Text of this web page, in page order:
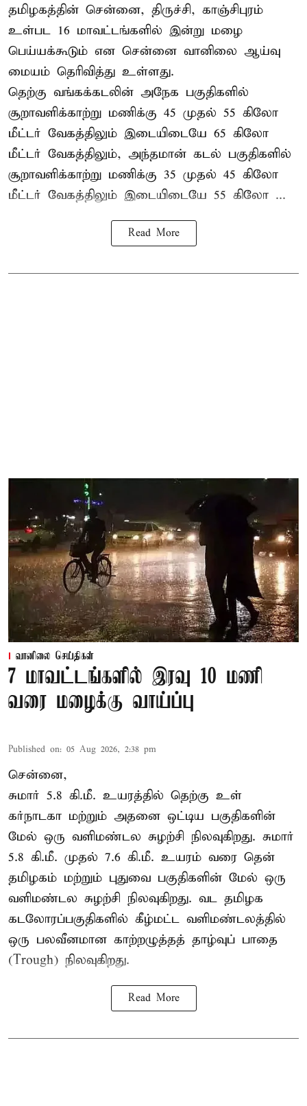
தமிழகத்தின் சென்னை, திருச்சி, காஞ்சிபுரம்
உள்பட 16 மாவட்டங்களில் இன்று மழை
பெய்யக்கூடும் என சென்னை வானிலை ஆய்வு
மையம் தெரிவித்து உள்ளது.
தெற்கு வங்கக்கடலின் அநேக பகுதிகளில்
சூறாவளிக்காற்று மணிக்கு 45 முதல் 55 கிலோ
மீட்டர் வேகத்திலும் இடையிடையே 65 கிலோ
மீட்டர் வேகத்திலும், அந்தமான் கடல் பகுதிகளில்
சூறாவளிக்காற்று மணிக்கு 35 முதல் 45 கிலோ
மீட்டர் வேகத்திலும் இடையிடையே 55 கிலோ ...
Read More
வானிலை செய்திகள்
7 மாவட்டங்களில் இரவு 10 மணி
வரை மழைக்கு வாய்ப்பு
Published on: 05 Aug 2026, 2:38 pm
சென்னை,
சுமார் 5.8 கி.மீ. உயரத்தில் தெற்கு உள்
கர்நாடகா மற்றும் அதனை ஒட்டிய பகுதிகளின்
மேல் ஒரு வளிமண்டல சுழற்சி நிலவுகிறது. சுமார்
5.8 கி.மீ. முதல் 7.6 கி.மீ. உயரம் வரை தென்
தமிழகம் மற்றும் புதுவை பகுதிகளின் மேல் ஒரு
வளிமண்டல சுழற்சி நிலவுகிறது. வட தமிழக
கடலோரப்பகுதிகளில் கீழ்மட்ட வளிமண்டலத்தில்
ஒரு பலவீனமான காற்றழுத்தத் தாழ்வுப் பாதை
(Trough) நிலவுகிறது.
Read More